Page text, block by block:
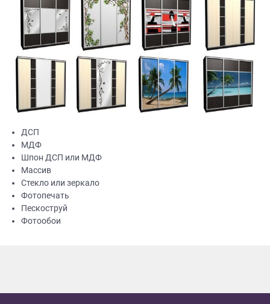
ДСП
МДФ
Шпон ДСП или МДФ
Массив
Стекло или зеркало
Фотопечать
Пескоструй
Фотообои